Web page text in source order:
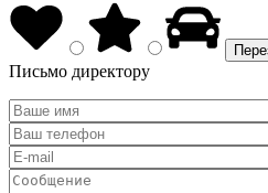
Письмо директору